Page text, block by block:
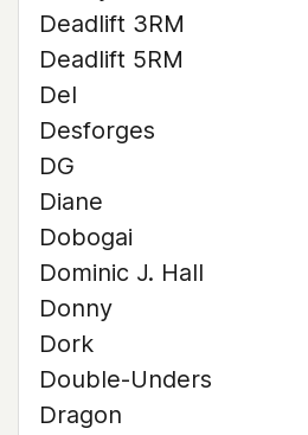
Deadlift 3RM
Deadlift 5RM
Del
Desforges
DG
Diane
Dobogai
Dominic J. Hall
Donny
Dork
Double-Unders
Dragon